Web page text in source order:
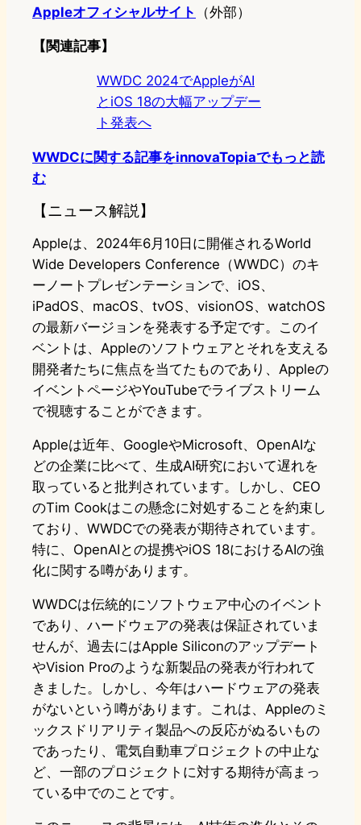
Appleオフィシャルサイト
（外部）
【関連記事】
WWDC 2024でAppleがAI
とiOS 18の大幅アップデー
ト発表へ
WWDCに関する記事をinnovaTopiaでもっと読
む
【ニュース解説】
Appleは、2024年6月10日に開催されるWorld
Wide Developers Conference（WWDC）のキ
ーノートプレゼンテーションで、iOS、
iPadOS、macOS、tvOS、visionOS、watchOS
の最新バージョンを発表する予定です。このイ
ベントは、Appleのソフトウェアとそれを支える
開発者たちに焦点を当てたものであり、Appleの
イベントページやYouTubeでライブストリーム
で視聴することができます。
Appleは近年、GoogleやMicrosoft、OpenAIな
どの企業に比べて、生成AI研究において遅れを
取っていると批判されています。しかし、CEO
のTim Cookはこの懸念に対処することを約束し
ており、WWDCでの発表が期待されています。
特に、OpenAIとの提携やiOS 18におけるAIの強
化に関する噂があります。
WWDCは伝統的にソフトウェア中心のイベント
であり、ハードウェアの発表は保証されていま
せんが、過去にはApple Siliconのアップデート
やVision Proのような新製品の発表が行われて
きました。しかし、今年はハードウェアの発表
がないという噂があります。これは、Appleのミ
ックスドリアリティ製品への反応がぬるいもの
であったり、電気自動車プロジェクトの中止な
ど、一部のプロジェクトに対する期待が高まっ
ている中でのことです。